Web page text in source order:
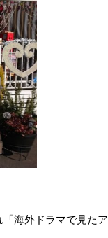
海外ドラマで見たア